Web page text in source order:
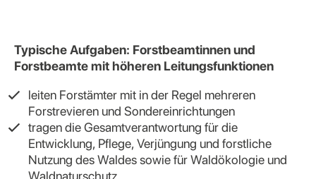
Typische Aufgaben: Forstbeamtinnen und
Forstbeamte mit höheren Leitungsfunktionen
leiten Forstämter mit in der Regel mehreren
Forstrevieren und Sondereinrichtungen
tragen die Gesamtverantwortung für die
Entwicklung, Pflege, Verjüngung und forstliche
Nutzung des Waldes sowie für Waldökologie und
Waldnaturschutz